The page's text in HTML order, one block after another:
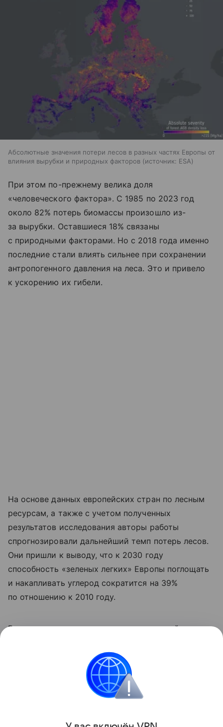
Абсолютные значения потери лесов в разных частях Европы от
влияния вырубки и природных факторов
источник: ESA
При этом по-прежнему велика доля
«человеческого фактора». С 1985 по 2023 год
около 82% потерь биомассы произошло из-
за вырубки. Оставшиеся 18% связаны
с природными факторами. Но с 2018 года именно
последние стали влиять сильнее при сохранении
антропогенного давления на леса. Это и привело
к ускорению их гибели.
На основе данных европейских стран по лесным
ресурсам, а также с учетом полученных
результатов исследования авторы работы
спрогнозировали дальнейший темп потерь лесов.
Они пришли к выводу, что к 2030 году
способность «зеленых легких» Европы поглощать
и накапливать углерод сократится на 39%
по отношению к 2010 году.
Ранее мырассказывали, как окаменевший лес
Поделиться